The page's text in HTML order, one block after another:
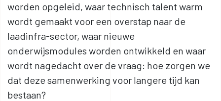
worden opgeleid, waar technisch talent warm
wordt gemaakt voor een overstap naar de
laadinfra-sector, waar nieuwe
onderwijsmodules worden ontwikkeld en waar
wordt nagedacht over de vraag: hoe zorgen we
dat deze samenwerking voor langere tijd kan
bestaan?